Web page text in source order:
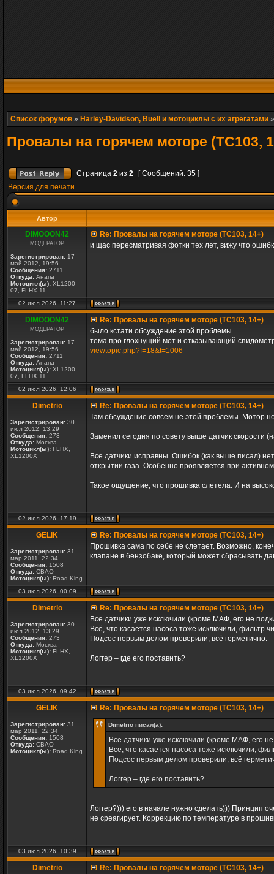
Список форумов » Harley-Davidson, Buell и мотоциклы с их агрегатами
Провалы на горячем моторе (TC103,
Страница 2 из 2
[ Сообщений: 35 ]
Версия для печати
Автор
DIMOOON42
МОДЕРАТОР
Зарегистрирован: 17
май 2012, 19:56
Сообщения: 2711
Откуда: Анапа
Мотоцикл(ы): XL1200
07, FLHX 11.
Re: Провалы на горячем моторе (TC103, 14+)
и щас пересматривая фотки тех лет, вижу что
02 июл 2026, 11:27
DIMOOON42
МОДЕРАТОР
Зарегистрирован: 17
май 2012, 19:56
Сообщения: 2711
Откуда: Анапа
Мотоцикл(ы): XL1200
07, FLHX 11.
Re: Провалы на горячем моторе (TC103, 14+)
было кстати обсуждение этой проблемы.
тема про глохнущий мот и отказывающий
viewtopic.php?f=18&t=1006
02 июл 2026, 12:06
Dimetrio
Зарегистрирован: 30
июл 2012, 13:29
Сообщения: 273
Откуда: Москва
Мотоцикл(ы): FLHX,
XL1200X
Re: Провалы на горячем моторе (TC103, 14+)
Там обсуждение совсем не этой проблемы. Мотор
Заменил сегодня по совету выше датчик скорости
Все датчики исправны. Ошибок (как выше писал)
открытии газа. Особенно проявляется при
Такое ощущение, что прошивка слетела. И на
02 июл 2026, 17:19
GELIK
Зарегистрирован: 31
мар 2011, 22:34
Сообщения: 1508
Откуда: СВАО
Мотоцикл(ы): Road King
Re: Провалы на горячем моторе (TC103, 14+)
Прошивка сама по себе не слетает. Возможно,
клапане в бензобаке, который может сбрасывать
03 июл 2026, 00:09
Dimetrio
Зарегистрирован: 30
июл 2012, 13:29
Сообщения: 273
Откуда: Москва
Мотоцикл(ы): FLHX,
XL1200X
Re: Провалы на горячем моторе (TC103, 14+)
Все датчики уже исключили (кроме МАФ, его не
Всё, что касается насоса тоже исключили, фильтр
Подсос первым делом проверили, всё герметично.
Логгер – где его поставить?
03 июл 2026, 09:42
GELIK
Зарегистрирован: 31
мар 2011, 22:34
Сообщения: 1508
Откуда: СВАО
Мотоцикл(ы): Road King
Re: Провалы на горячем моторе (TC103, 14+)
Dimetrio писал(а):
Все датчики уже исключили (кроме МАФ, его
Всё, что касается насоса тоже исключили,
Подсос первым делом проверили, всё
Логгер – где его поставить?
Логгер?))) его в начале нужно сделать))) Принцип
не среагирует. Коррекцию по температуре в
03 июл 2026, 10:39
Dimetrio
Re: Провалы на горячем моторе (TC103, 14+)